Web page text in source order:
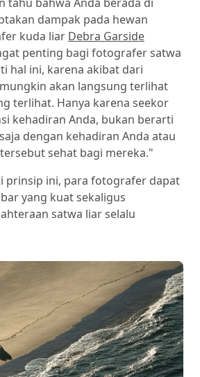
dampak pada hewan
kuda liar Debra Garside
penting bagi fotografer satwa
hal ini, karena akibat dari
akan langsung terlihat
terlihat. Hanya karena seekor
kehadiran Anda, bukan berarti
dengan kehadiran Anda atau
sehat bagi mereka."
prinsip ini, para fotografer dapat
yang kuat sekaligus
satwa liar selalu